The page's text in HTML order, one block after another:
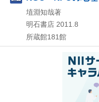
埴淵知哉著
明石書店 2011.8
所蔵館181館